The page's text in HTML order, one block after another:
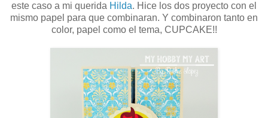
este caso a mi querida Hilda. Hice los dos proyecto con el
mismo papel para que combinaran. Y combinaron tanto en
color, papel como el tema, CUPCAKE!!